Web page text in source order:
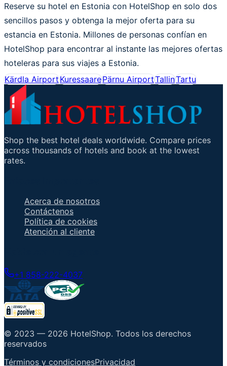
Reserve su hotel en Estonia con HotelShop en solo dos
sencillos pasos y obtenga la mejor oferta para su
estancia en Estonia. Millones de personas confían en
HotelShop para encontrar al instante las mejores ofertas
hoteleras para sus viajes a Estonia.
Kärdla AirportKuressaarePärnu AirportTallinTartu
Shop the best hotel deals worldwide. Compare prices
across thousands of hotels and book at the lowest
rates.
Acerca de nosotros
Contáctenos
Política de cookies
Atención al cliente
+1 858-222-4037
© 2023 — 2026 HotelShop. Todos los derechos
reservados
Términos y condicionesPrivacidad